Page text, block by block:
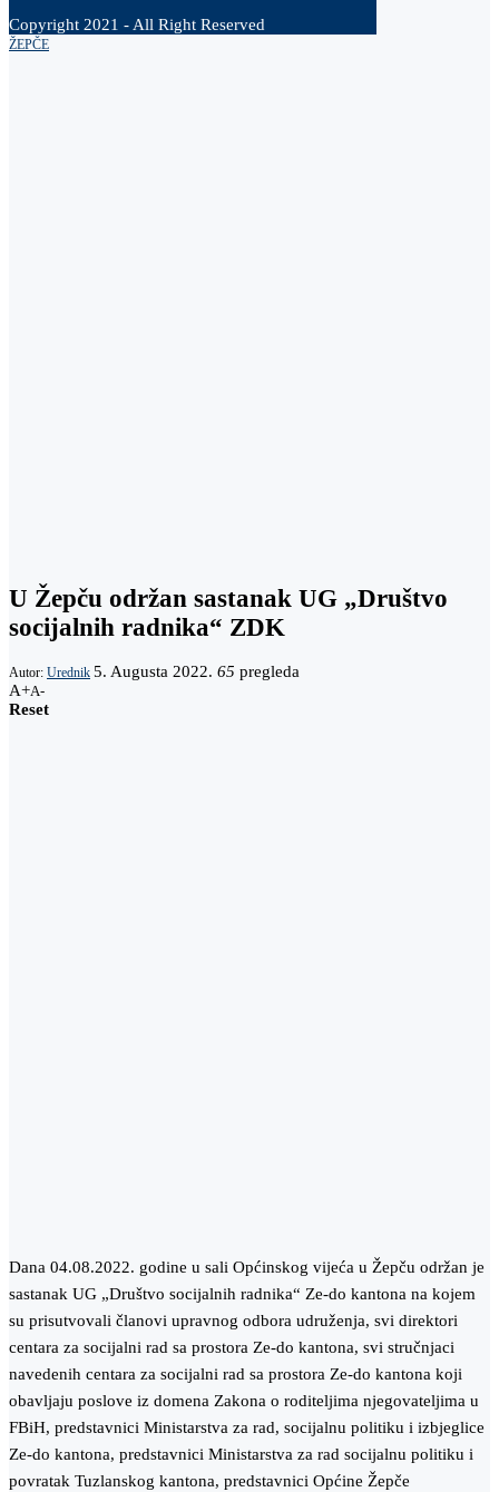
Copyright 2021 - All Right Reserved
ŽEPČE
U Žepču održan sastanak UG „Društvo
socijalnih radnika“ ZDK
Autor: Urednik 5. Augusta 2022. 65 pregleda
A+A-
Reset
Dana 04.08.2022. godine u sali Općinskog vijeća u Žepču održan je
sastanak UG „Društvo socijalnih radnika“ Ze-do kantona na kojem
su prisutvovali članovi upravnog odbora udruženja, svi direktori
centara za socijalni rad sa prostora Ze-do kantona, svi stručnjaci
navedenih centara za socijalni rad sa prostora Ze-do kantona koji
obavljaju poslove iz domena Zakona o roditeljima njegovateljima u
FBiH, predstavnici Ministarstva za rad, socijalnu politiku i izbjeglice
Ze-do kantona, predstavnici Ministarstva za rad socijalnu politiku i
povratak Tuzlanskog kantona, predstavnici Općine Žepče